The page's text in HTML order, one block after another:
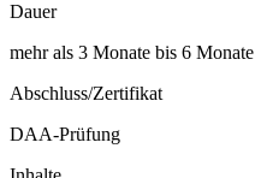
Dauer
mehr als 3 Monate bis 6 Monate
Abschluss/Zertifikat
DAA-Prüfung